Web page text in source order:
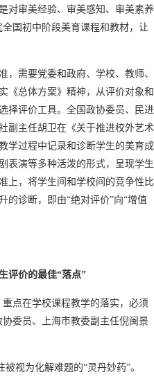
对审美经验、审美感知、审美素养
国初中阶段美育课程和教材，让
，需要党委和政府、学校、教师、
《总体方案》精神，从评价对象和
择评价工具。全国政协委员、民进
副主任胡卫在《关于推进校外艺术
学过程中记录和诊断学生的美育成
表演等多种活泼的形式，呈现学生
上，将学生间和学校间的竞争性比
的诊断，即由“绝对评价”向“增值
评价的最佳“落点”
点在学校课程教学的落实，必须
委员、上海市教委副主任倪闽景
视为化解难题的“灵丹妙药”。